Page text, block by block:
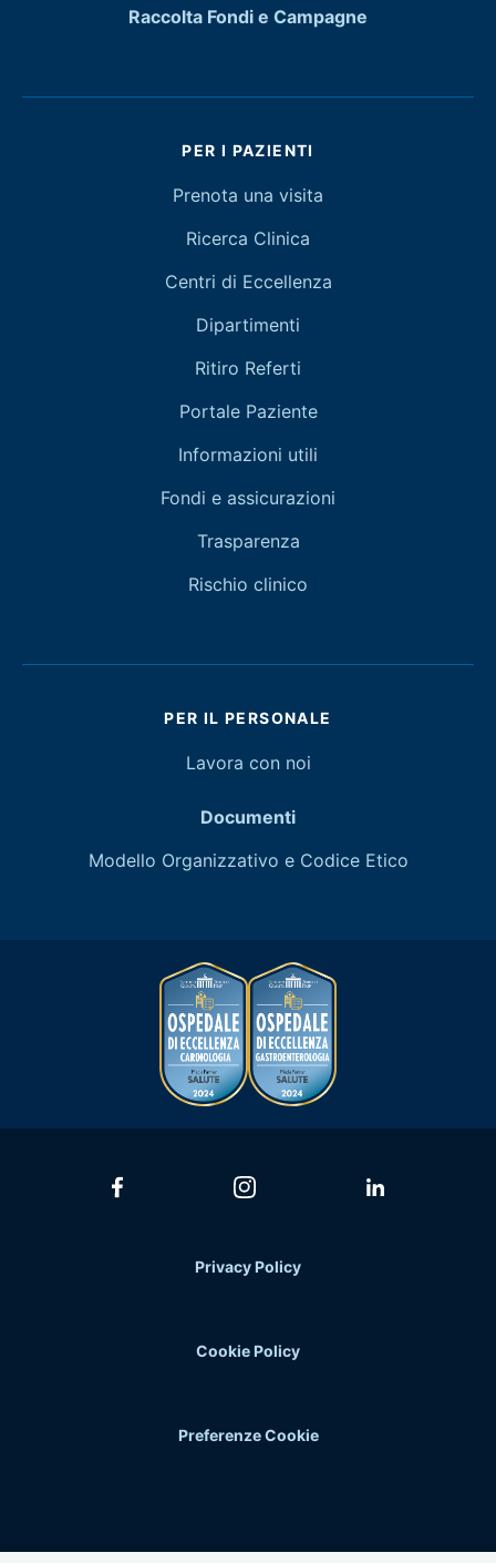
Raccolta Fondi e Campagne
PER I PAZIENTI
Prenota una visita
Ricerca Clinica
Centri di Eccellenza
Dipartimenti
Ritiro Referti
Portale Paziente
Informazioni utili
Fondi e assicurazioni
Trasparenza
Rischio clinico
PER IL PERSONALE
Lavora con noi
Documenti
Modello Organizzativo e Codice Etico
Privacy Policy
Cookie Policy
Preferenze Cookie